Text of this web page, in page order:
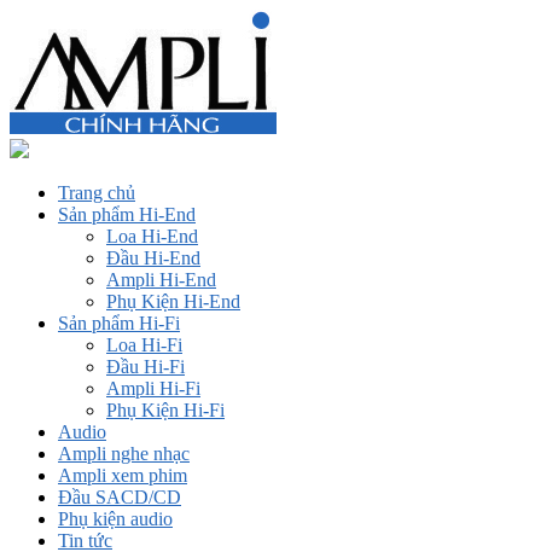
Trang chủ
Sản phẩm Hi-End
Loa Hi-End
Đầu Hi-End
Ampli Hi-End
Phụ Kiện Hi-End
Sản phẩm Hi-Fi
Loa Hi-Fi
Đầu Hi-Fi
Ampli Hi-Fi
Phụ Kiện Hi-Fi
Audio
Ampli nghe nhạc
Ampli xem phim
Đầu SACD/CD
Phụ kiện audio
Tin tức